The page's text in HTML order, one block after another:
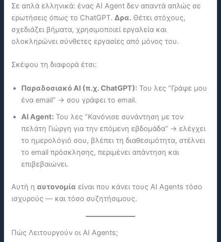
Σε απλά ελληνικά: ένας AI Agent δεν απαντά απλώς σε
ερωτήσεις όπως το ChatGPT.Δρα. Θέτει στόχους,
σχεδιάζει βήματα, χρησιμοποιεί εργαλεία και
ολοκληρώνει σύνθετες εργασίες από μόνος του.
Σκέψου τη διαφορά έτσι:
Παραδοσιακό AI (π.χ. ChatGPT): Του λες “Γράψε μου
ένα email” → σου γράφει το email.
AI Agent: Του λες “Κανόνισε συνάντηση με τον
πελάτη Γιώργη για την επόμενη εβδομάδα” → ελέγχει
το ημερολόγιό σου, βλέπει τη διαθεσιμότητα, στέλνει
το email πρόσκλησης, περιμένει απάντηση και
επιβεβαιώνει.
Αυτή ηαυτονομία είναι που κάνει τους AI Agents τόσο
ισχυρούς — και τόσο συζητήσιμους.
Πώς Λειτουργούν οι AI Agents;